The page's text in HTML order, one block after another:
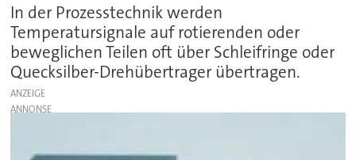
In der Prozesstechnik werden
Temperatursignale auf rotierenden oder
beweglichen Teilen oft über Schleifringe oder
Quecksilber-Drehübertrager übertragen.
ANZEIGE